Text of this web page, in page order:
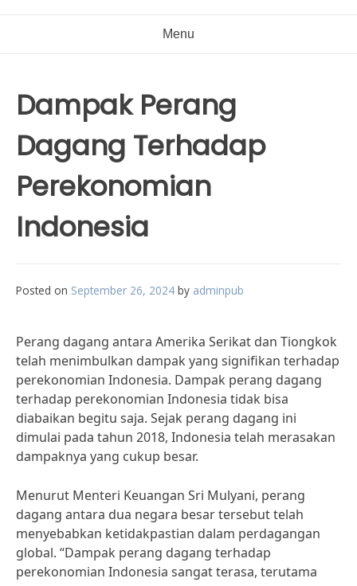
Menu
Dampak Perang
Dagang Terhadap
Perekonomian
Indonesia
Posted on September 26, 2024 by adminpub
Perang dagang antara Amerika Serikat dan Tiongkok
telah menimbulkan dampak yang signifikan terhadap
perekonomian Indonesia. Dampak perang dagang
terhadap perekonomian Indonesia tidak bisa
diabaikan begitu saja. Sejak perang dagang ini
dimulai pada tahun 2018, Indonesia telah merasakan
dampaknya yang cukup besar.
Menurut Menteri Keuangan Sri Mulyani, perang
dagang antara dua negara besar tersebut telah
menyebabkan ketidakpastian dalam perdagangan
global. “Dampak perang dagang terhadap
perekonomian Indonesia sangat terasa, terutama